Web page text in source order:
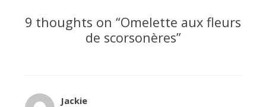
9 thoughts on “Omelette aux fleurs
de scorsonères”
Jackie